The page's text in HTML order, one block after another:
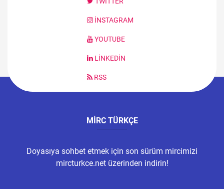
İNSTAGRAM
YOUTUBE
LINKEDIN
RSS
MIRC TÜRKÇE
Doyasıya sohbet etmek için son sürüm mircimizi
mircturkce.net üzerinden indirin!